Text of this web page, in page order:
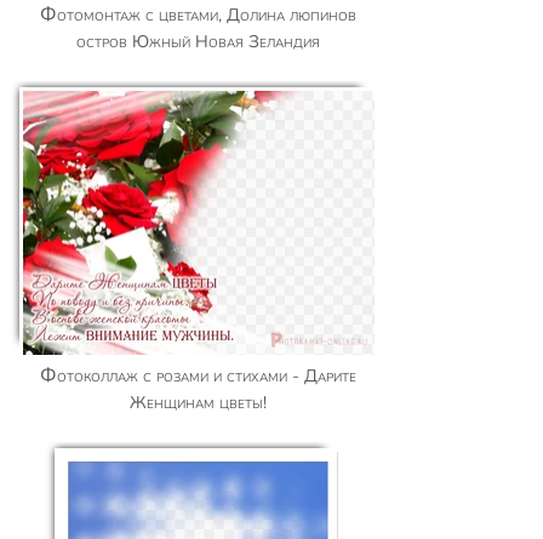
Фотомонтаж с цветами, Долина люпинов
остров Южный Новая Зеландия
Фотоколлаж с розами и стихами - Дарите
Женщинам цветы!